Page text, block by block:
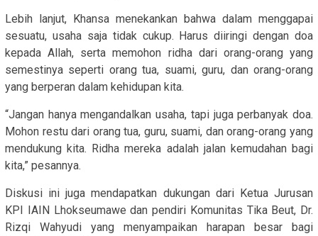
Lebih lanjut, Khansa menekankan bahwa dalam menggapai
sesuatu, usaha saja tidak cukup. Harus diiringi dengan doa
kepada Allah, serta memohon ridha dari orang-orang yang
semestinya seperti orang tua, suami, guru, dan orang-orang
yang berperan dalam kehidupan kita.
“Jangan hanya mengandalkan usaha, tapi juga perbanyak doa.
Mohon restu dari orang tua, guru, suami, dan orang-orang yang
mendukung kita. Ridha mereka adalah jalan kemudahan bagi
kita,” pesannya.
Diskusi ini juga mendapatkan dukungan dari Ketua Jurusan
KPI IAIN Lhokseumawe dan pendiri Komunitas Tika Beut, Dr.
Rizqi Wahyudi yang menyampaikan harapan besar bagi